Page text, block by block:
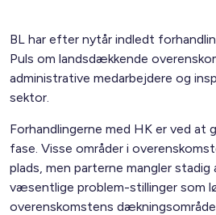
BL har efter nytår indledt
Puls om landsdækkende
administrative medarbejdere og
sektor.
Forhandlingerne med HK er ved at
fase. Visse områder i
plads, men parterne mangler
væsentlige problem-stillinger som
overenskomstens